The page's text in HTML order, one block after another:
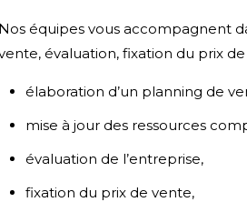
Nos équipes vous accompagnent
évaluation, fixation du prix
élaboration d’un planning de
mise à jour des ressources
évaluation de l’entreprise,
fixation du prix de vente,